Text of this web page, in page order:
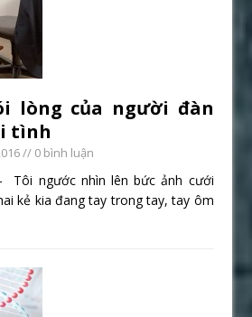
lòng của người đàn
tình
// 0 bình luận
Tôi ngước nhìn lên bức ảnh cưới
kẻ kia đang tay trong tay, tay ôm